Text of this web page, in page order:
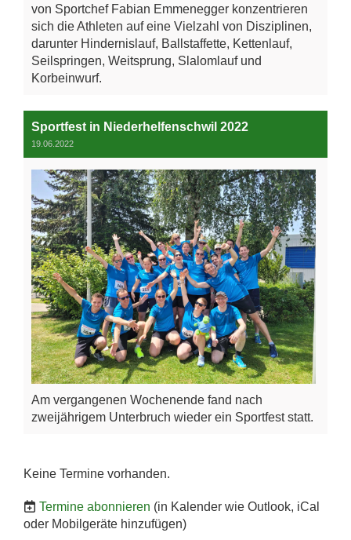
von Sportchef Fabian Emmenegger konzentrieren
sich die Athleten auf eine Vielzahl von Disziplinen,
darunter Hindernislauf, Ballstaffette, Kettenlauf,
Seilspringen, Weitsprung, Slalomlauf und
Korbeinwurf.
Sportfest in Niederhelfenschwil 2022
19.06.2022
Am vergangenen Wochenende fand nach
zweijährigem Unterbruch wieder ein Sportfest statt.
Keine Termine vorhanden.
Termine abonnieren (in Kalender wie Outlook, iCal
oder Mobilgeräte hinzufügen)